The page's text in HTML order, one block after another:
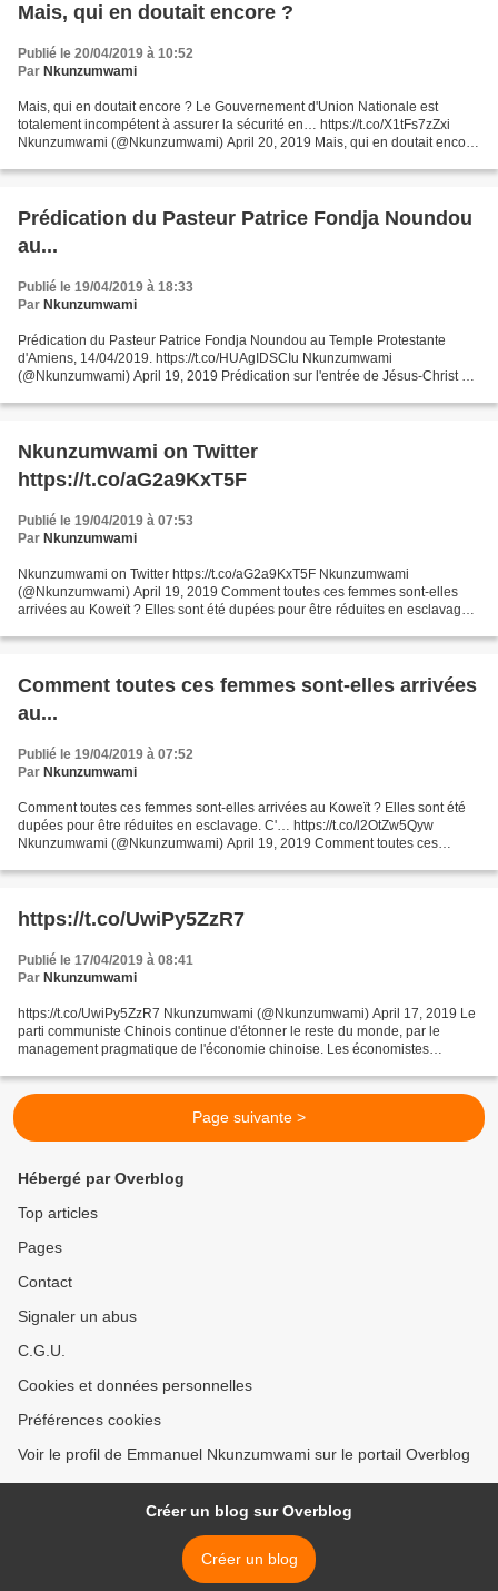
Mais, qui en doutait encore ?
Publié le 20/04/2019 à 10:52
Par Nkunzumwami
Mais, qui en doutait encore ? Le Gouvernement d'Union Nationale est
totalement incompétent à assurer la sécurité en… https://t.co/X1tFs7zZxi
Nkunzumwami (@Nkunzumwami) April 20, 2019 Mais, qui en doutait encore
Prédication du Pasteur Patrice Fondja Noundou
au...
Publié le 19/04/2019 à 18:33
Par Nkunzumwami
Prédication du Pasteur Patrice Fondja Noundou au Temple Protestante
d'Amiens, 14/04/2019. https://t.co/HUAgIDSCIu Nkunzumwami
(@Nkunzumwami) April 19, 2019 Prédication sur l'entrée de Jésus-Christ à
Nkunzumwami on Twitter
https://t.co/aG2a9KxT5F
Publié le 19/04/2019 à 07:53
Par Nkunzumwami
Nkunzumwami on Twitter https://t.co/aG2a9KxT5F Nkunzumwami
(@Nkunzumwami) April 19, 2019 Comment toutes ces femmes sont-elles
arrivées au Koweït ? Elles sont été dupées pour être réduites en esclavage.
Comment toutes ces femmes sont-elles arrivées
au...
Publié le 19/04/2019 à 07:52
Par Nkunzumwami
Comment toutes ces femmes sont-elles arrivées au Koweït ? Elles sont été
dupées pour être réduites en esclavage. C'… https://t.co/l2OtZw5Qyw
Nkunzumwami (@Nkunzumwami) April 19, 2019 Comment toutes ces
https://t.co/UwiPy5ZzR7
Publié le 17/04/2019 à 08:41
Par Nkunzumwami
https://t.co/UwiPy5ZzR7 Nkunzumwami (@Nkunzumwami) April 17, 2019 Le
parti communiste Chinois continue d'étonner le reste du monde, par le
management pragmatique de l'économie chinoise. Les économistes
Page suivante >
Hébergé par Overblog
Top articles
Pages
Contact
Signaler un abus
C.G.U.
Cookies et données personnelles
Préférences cookies
Voir le profil de Emmanuel Nkunzumwami sur le portail Overblog
Créer un blog sur Overblog
Créer un blog